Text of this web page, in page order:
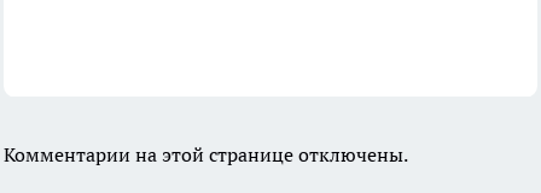
Комментарии на этой странице отключены.